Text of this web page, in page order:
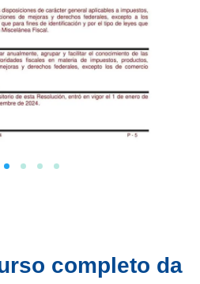
completo da